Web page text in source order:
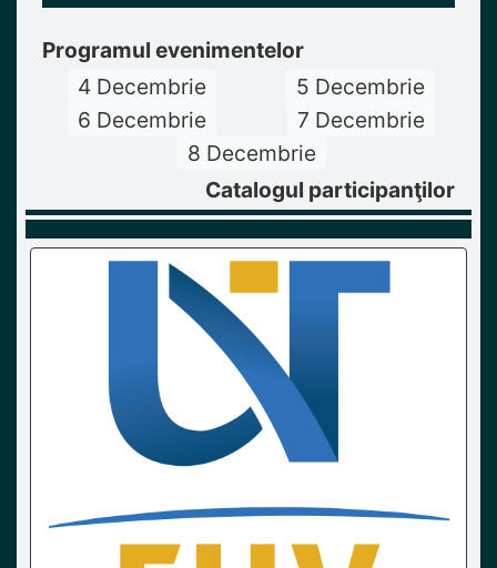
Programul evenimentelor
4 Decembrie
5 Decembrie
6 Decembrie
7 Decembrie
8 Decembrie
Catalogul participanţilor